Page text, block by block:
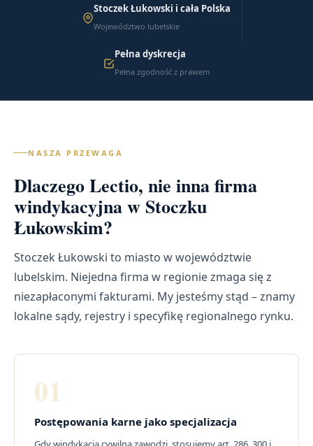
Stoczek Łukowski i cała Polska
Województwo lubelskie
Pełna dyskrecja
Pełna zgodność z prawem
NASZA PRZEWAGA
Dlaczego Lectio, nie inna firma
windykacyjna w Stoczku
Łukowskim?
Stoczek Łukowski to miasto w województwie
lubelskim. Niejedna firma w regionie zmaga się z
niezapłaconymi fakturami. My jesteśmy stąd – znamy
lokalne sądy, rejestry i specyfikę regionalnego rynku.
01
Postępowania karne jako specjalizacja